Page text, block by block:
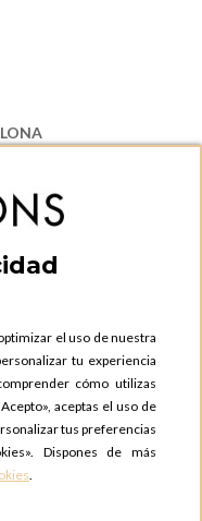
Barcelona
041
041
6,
Madrid
el uso de nuestra
tu experiencia
cómo utilizas
aceptas el uso de
tus preferencias
Dispones de más
.